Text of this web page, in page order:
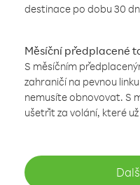
destinace po dobu 30
Měsíční předplacené
S měsíčním
zahraničí na pevnou
nemusíte obnovovat. S
ušetřit za volání, které